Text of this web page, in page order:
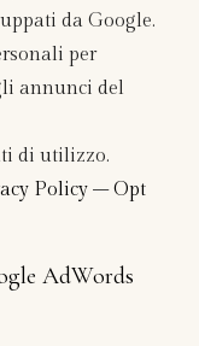
da Google.
per
annunci del
di utilizzo.
Policy –Opt
AdWords